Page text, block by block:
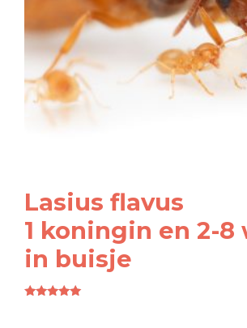
Lasius flavus
1 koningin en 2-8
in buisje